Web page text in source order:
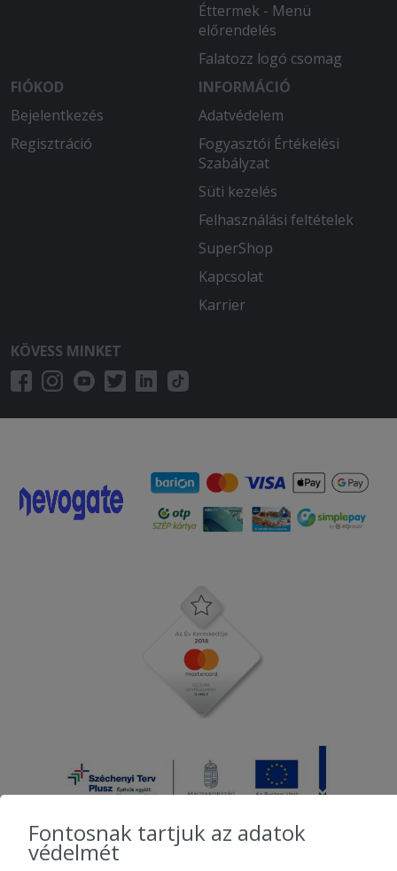
Éttermek - Menü
előrendelés
Falatozz logó csomag
FIÓKOD
Bejelentkezés
Regisztráció
INFORMÁCIÓ
Adatvédelem
Fogyasztói Értékelési
Szabályzat
Süti kezelés
Felhasználási feltételek
SuperShop
Kapcsolat
Karrier
KÖVESS MINKET
Fontosnak tartjuk az adatok
védelmét